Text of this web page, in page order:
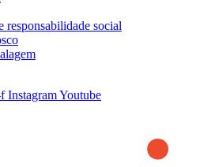
responsabilidade social
InstagramYoutube